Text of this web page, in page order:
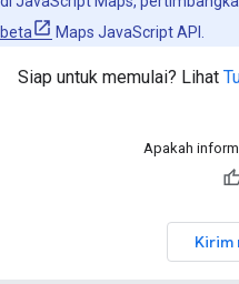
beta
Maps JavaScript API.
Siap untuk memulai? Lihat
Apakah
Kirim